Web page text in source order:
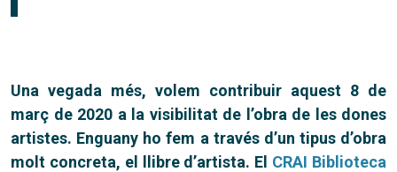
Una vegada més, volem contribuir aquest 8 de
març de 2020 a la visibilitat de l’obra de les dones
artistes. Enguany ho fem a través d’un tipus d’obra
molt concreta, el llibre d’artista. El CRAI Biblioteca